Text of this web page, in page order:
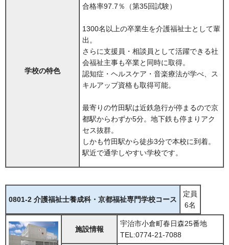
学校の特色
合格率97.7％（第35回試験）
1300名以上の卒業生を介護福祉士として輩
出。
さらに支援員・相談員として活躍できる社
会福祉主事も卒業と同時に取得。
認知症・ヘルスケア・音楽療法が学べ、ス
キルアップ資格も取得可能。
最寄りの竹田駅は近鉄急行が停まるので京
都駅からわずか5分。地下鉄も停まりアク
セス抜群。
しかも竹田駅から徒歩3分で本校に到着。
駅近で通学しやすい学校です。
0801-2 介護福祉士養成科・京都福祉専門学校コース
定員
6名
施設情報
宇治市小倉町春日森25番地
TEL:0774-21-7088